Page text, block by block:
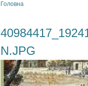
тут
Головна
N.JPG